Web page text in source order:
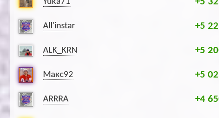
Yuka71
All'instar +5
ALK_KRN +5
Макс92 +5
ARRRA +4